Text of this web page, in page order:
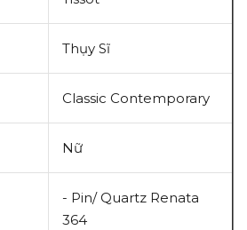
Thụy Sĩ
Classic Contemporary
Nữ
- Pin/ Quartz Renata
364